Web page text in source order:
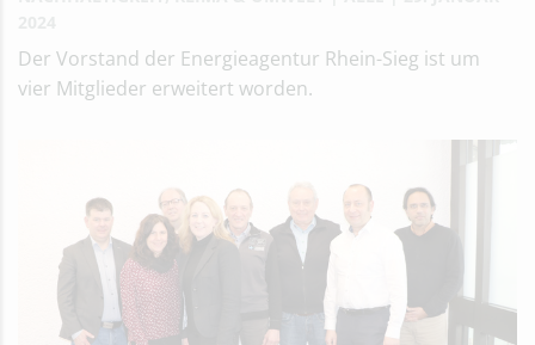
Der Vorstand der Energieagentur Rhein-Sieg ist um
vier Mitglieder erweitert worden.